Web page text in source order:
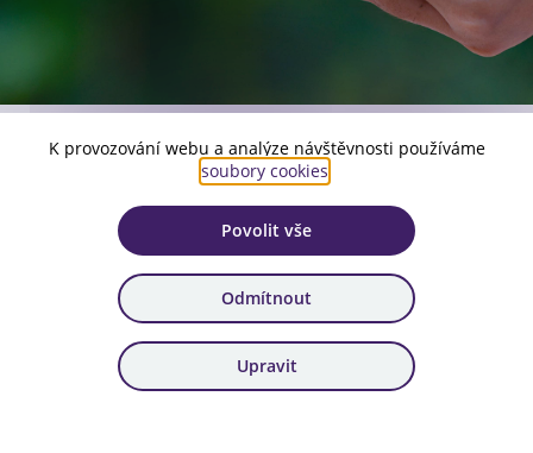
Číslo aktuální verze:
od 29. 2. 2024
K provozování webu a analýze návštěvnosti používáme
soubory cookies
Povolit vše
Odmítnout
Upravit